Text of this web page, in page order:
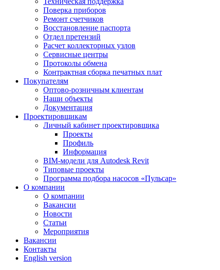
Поверка приборов
Ремонт счетчиков
Восстановление паспорта
Отдел претензий
Расчет коллекторных узлов
Сервисные центры
Протоколы обмена
Контрактная сборка печатных плат
Покупателям
Оптово-розничным клиентам
Наши объекты
Документация
Проектировщикам
Личный кабинет проектировщика
Проекты
Профиль
Информация
BIM-модели для Autodesk Revit
Типовые проекты
Программа подбора насосов «Пульсар»
О компании
О компании
Вакансии
Новости
Статьи
Мероприятия
Вакансии
Контакты
English version